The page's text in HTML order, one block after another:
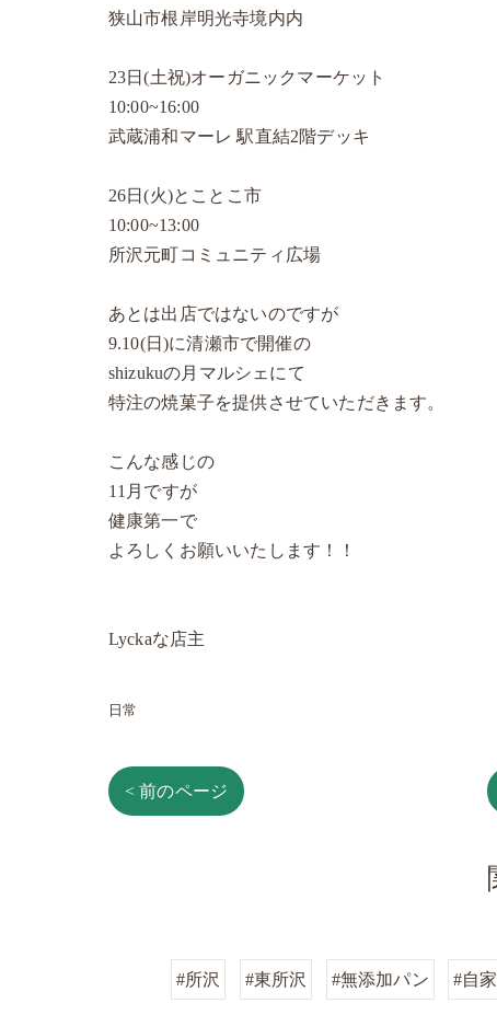
狭山市根岸明光寺境内内
23日(土祝)オーガニックマーケット
10:00~16:00
武蔵浦和マーレ 駅直結2階デッキ
26日(火)とことこ市
10:00~13:00
所沢元町コミュニティ広場
あとは出店ではないのですが
9.10(日)に清瀬市で開催の
shizukuの月マルシェにて
特注の焼菓子を提供させていただきます。
こんな感じの
11月ですが
健康第一で
よろしくお願いいたします！！
Lyckaな店主
日常
< 前のページ
#所沢 #東所沢 #無添加パン #自